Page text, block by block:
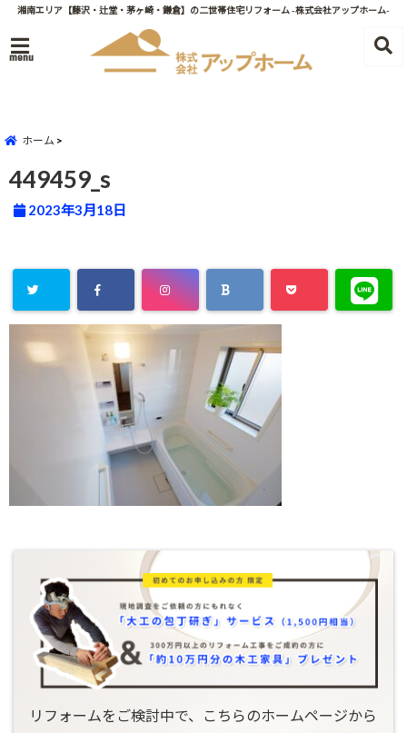
湘南エリア【藤沢・辻堂・茅ヶ崎・鎌倉】の二世帯住宅リフォーム -株式会社アップホーム-
menu
ホーム
449459_s
2023年3月18日
リフォームをご検討中で、こちらのホームページから